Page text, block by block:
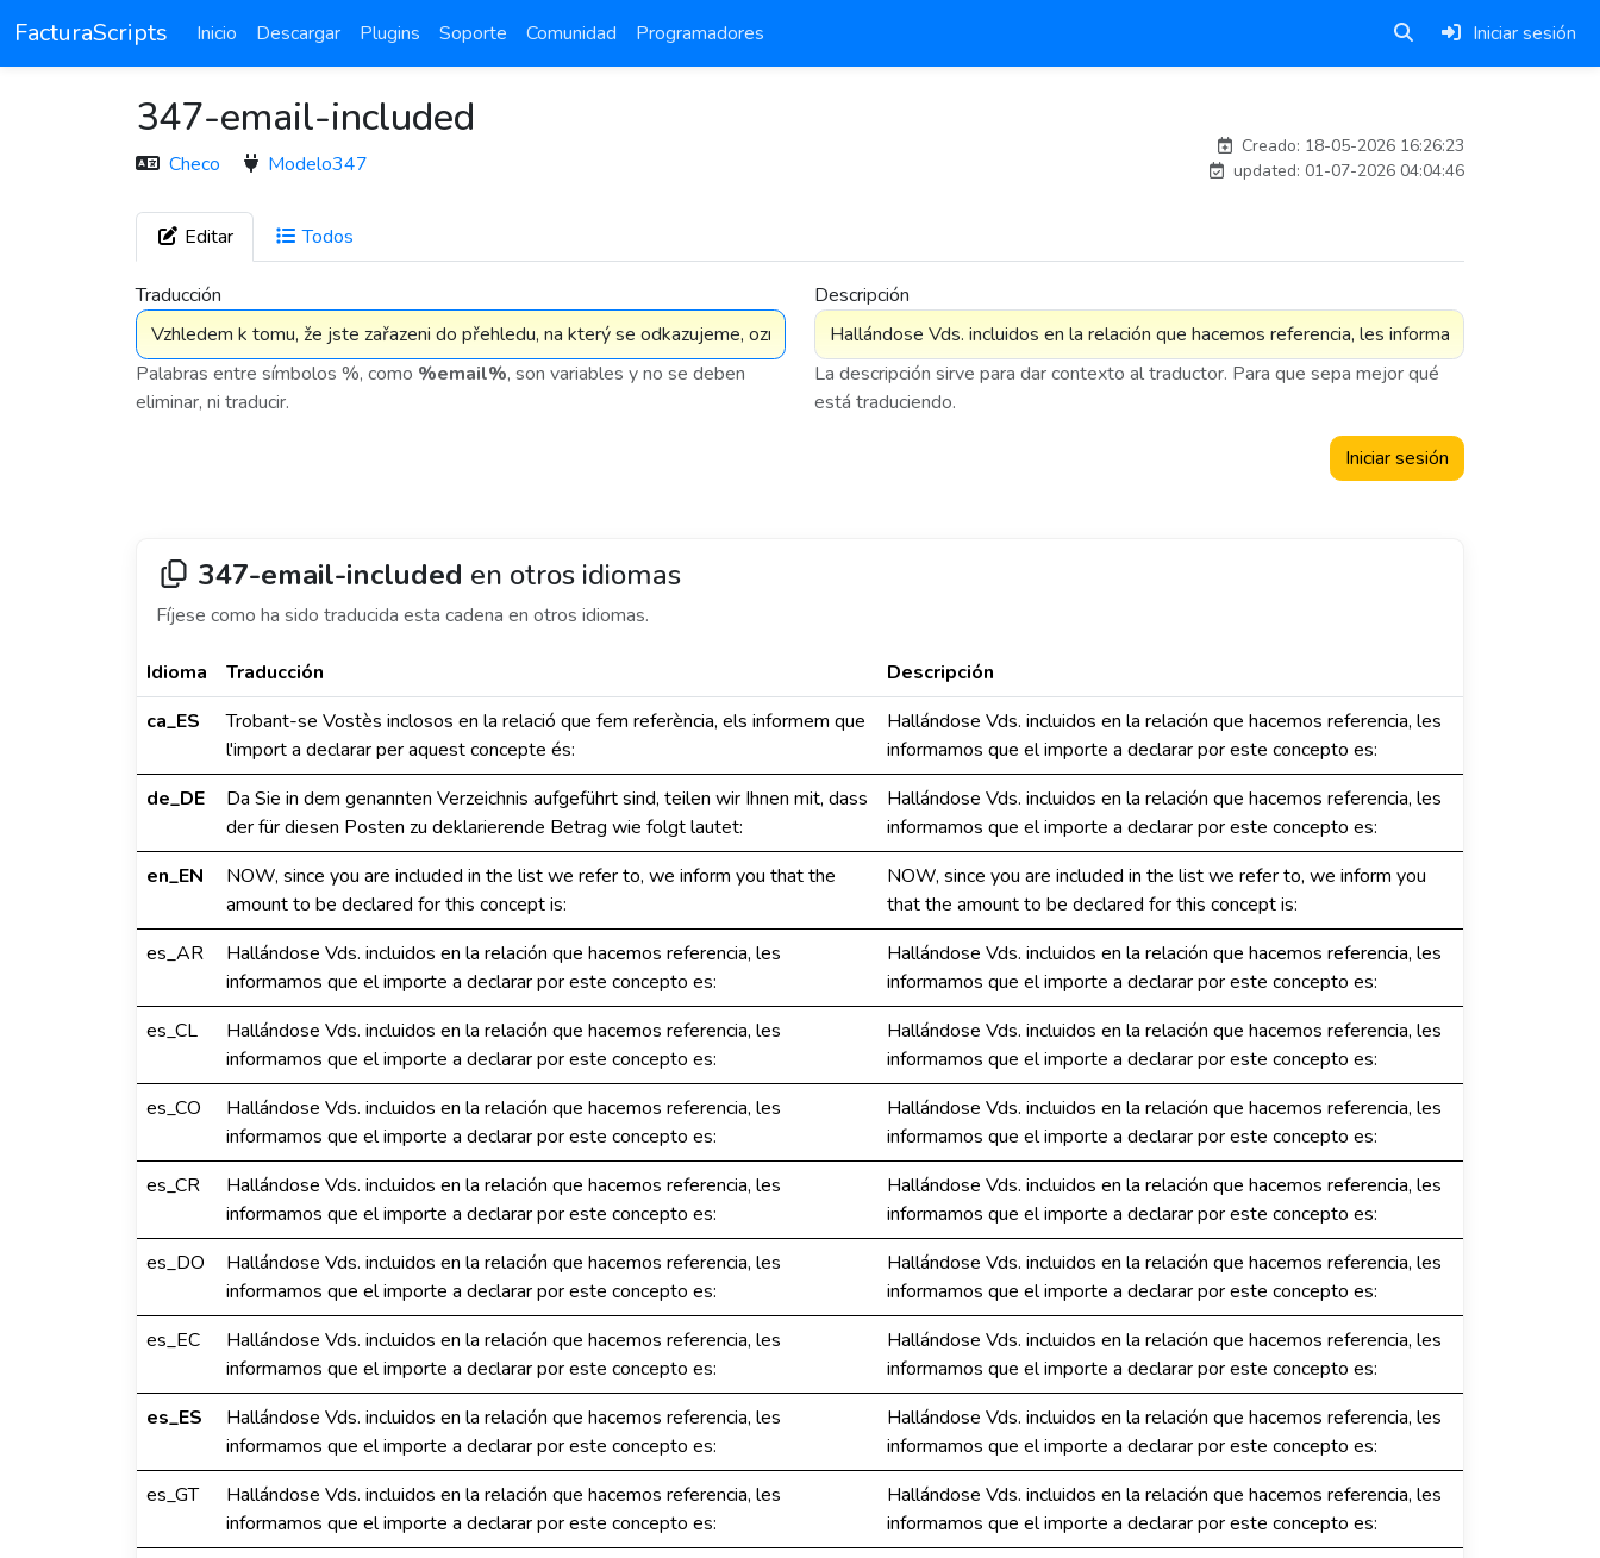
FacturaScripts Inicio Descargar Plugins Soporte Comunidad Programadores Iniciar sesión
347-email-included
Checo Modelo347
Creado: 18-05-2026 16:26:23
updated: 01-07-2026 04:04:46
Editar Todos
Traducción
Palabras entre símbolos %, como %email%, son variables y no se deben
eliminar, ni traducir.
Descripción
La descripción sirve para dar contexto al traductor. Para que sepa mejor qué
está traduciendo.
Iniciar sesión
347-email-included en otros idiomas
Fíjese como ha sido traducida esta cadena en otros idiomas.
Idioma Traducción
Descripción
ca_ES
Trobant-se Vostès inclosos en la relació que fem referència, els informem que
l'import a declarar per aquest concepte és:
Hallándose Vds. incluidos en la relación que hacemos referencia, les
informamos que el importe a declarar por este concepto es:
de_DE
Da Sie in dem genannten Verzeichnis aufgeführt sind, teilen wir Ihnen mit, dass
der für diesen Posten zu deklarierende Betrag wie folgt lautet:
Hallándose Vds. incluidos en la relación que hacemos referencia, les
informamos que el importe a declarar por este concepto es:
en_EN
NOW, since you are included in the list we refer to, we inform you that the
amount to be declared for this concept is:
NOW, since you are included in the list we refer to, we inform you
that the amount to be declared for this concept is:
es_AR
Hallándose Vds. incluidos en la relación que hacemos referencia, les
informamos que el importe a declarar por este concepto es:
Hallándose Vds. incluidos en la relación que hacemos referencia, les
informamos que el importe a declarar por este concepto es:
es_CL
Hallándose Vds. incluidos en la relación que hacemos referencia, les
informamos que el importe a declarar por este concepto es:
Hallándose Vds. incluidos en la relación que hacemos referencia, les
informamos que el importe a declarar por este concepto es:
es_CO
Hallándose Vds. incluidos en la relación que hacemos referencia, les
informamos que el importe a declarar por este concepto es:
Hallándose Vds. incluidos en la relación que hacemos referencia, les
informamos que el importe a declarar por este concepto es:
es_CR
Hallándose Vds. incluidos en la relación que hacemos referencia, les
informamos que el importe a declarar por este concepto es:
Hallándose Vds. incluidos en la relación que hacemos referencia, les
informamos que el importe a declarar por este concepto es:
es_DO
Hallándose Vds. incluidos en la relación que hacemos referencia, les
informamos que el importe a declarar por este concepto es:
Hallándose Vds. incluidos en la relación que hacemos referencia, les
informamos que el importe a declarar por este concepto es:
es_EC
Hallándose Vds. incluidos en la relación que hacemos referencia, les
informamos que el importe a declarar por este concepto es:
Hallándose Vds. incluidos en la relación que hacemos referencia, les
informamos que el importe a declarar por este concepto es:
es_ES
Hallándose Vds. incluidos en la relación que hacemos referencia, les
informamos que el importe a declarar por este concepto es:
Hallándose Vds. incluidos en la relación que hacemos referencia, les
informamos que el importe a declarar por este concepto es:
es_GT
Hallándose Vds. incluidos en la relación que hacemos referencia, les
informamos que el importe a declarar por este concepto es:
Hallándose Vds. incluidos en la relación que hacemos referencia, les
informamos que el importe a declarar por este concepto es: